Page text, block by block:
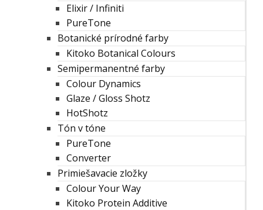
Elixir / Infiniti
PureTone
Botanické prírodné farby
Kitoko Botanical Colours
Semipermanentné farby
Colour Dynamics
Glaze / Gloss Shotz
HotShotz
Tón v tóne
PureTone
Converter
Primiešavacie zložky
Colour Your Way
Kitoko Protein Additive